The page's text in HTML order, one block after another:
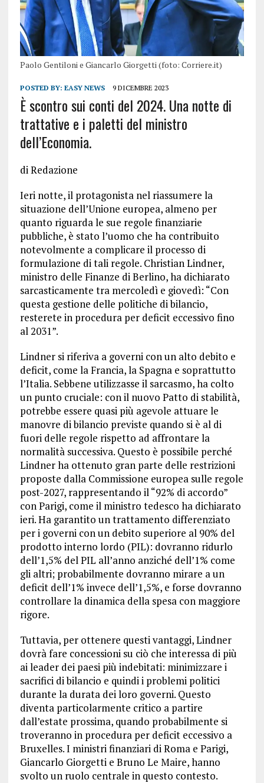
Paolo Gentiloni e Giancarlo Giorgetti (foto: Corriere.it)
POSTED BY: EASY NEWS 9 DICEMBRE 2023
È scontro sui conti del 2024. Una notte di
trattative e i paletti del ministro
dell’Economia.
di Redazione
Ieri notte, il protagonista nel riassumere la
situazione dell’Unione europea, almeno per
quanto riguarda le sue regole finanziarie
pubbliche, è stato l’uomo che ha contribuito
notevolmente a complicare il processo di
formulazione di tali regole. Christian Lindner,
ministro delle Finanze di Berlino, ha dichiarato
sarcasticamente tra mercoledì e giovedì: “Con
questa gestione delle politiche di bilancio,
resterete in procedura per deficit eccessivo fino
al 2031”.
Lindner si riferiva a governi con un alto debito e
deficit, come la Francia, la Spagna e soprattutto
l’Italia. Sebbene utilizzasse il sarcasmo, ha colto
un punto cruciale: con il nuovo Patto di stabilità,
potrebbe essere quasi più agevole attuare le
manovre di bilancio previste quando si è al di
fuori delle regole rispetto ad affrontare la
normalità successiva. Questo è possibile perché
Lindner ha ottenuto gran parte delle restrizioni
proposte dalla Commissione europea sulle regole
post-2027, rappresentando il “92% di accordo”
con Parigi, come il ministro tedesco ha dichiarato
ieri. Ha garantito un trattamento differenziato
per i governi con un debito superiore al 90% del
prodotto interno lordo (PIL): dovranno ridurlo
dell’1,5% del PIL all’anno anziché dell’1% come
gli altri; probabilmente dovranno mirare a un
deficit dell’1% invece dell’1,5%, e forse dovranno
controllare la dinamica della spesa con maggiore
rigore.
Tuttavia, per ottenere questi vantaggi, Lindner
dovrà fare concessioni su ciò che interessa di più
ai leader dei paesi più indebitati: minimizzare i
sacrifici di bilancio e quindi i problemi politici
durante la durata dei loro governi. Questo
diventa particolarmente critico a partire
dall’estate prossima, quando probabilmente si
troveranno in procedura per deficit eccessivo a
Bruxelles. I ministri finanziari di Roma e Parigi,
Giancarlo Giorgetti e Bruno Le Maire, hanno
svolto un ruolo centrale in questo contesto.